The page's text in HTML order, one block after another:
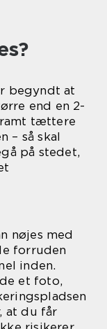
begyndt at
end en 2-
ramt tættere
– så skal
på stedet,
nøjes med
forruden
inden.
et foto,
at du får